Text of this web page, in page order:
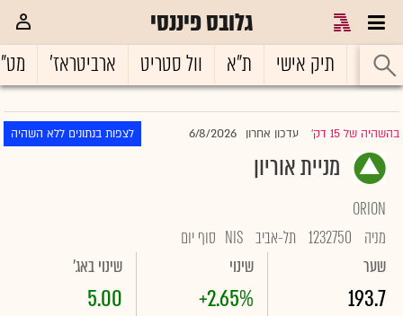
גלובס פיננסי
ראשי תיק אישי ת"א וול סטריט ארביטראז'
בהשהיה של 15 דק' |עדכון אחרון 6/8/2026 לצפות בנתונים ללא השהיה
מניית אוריון
ORION
מניה
1232750 תל-אביב NIS סוף יום
שער
193.7
שינוי
+2.65%
שינוי באג'
5.00